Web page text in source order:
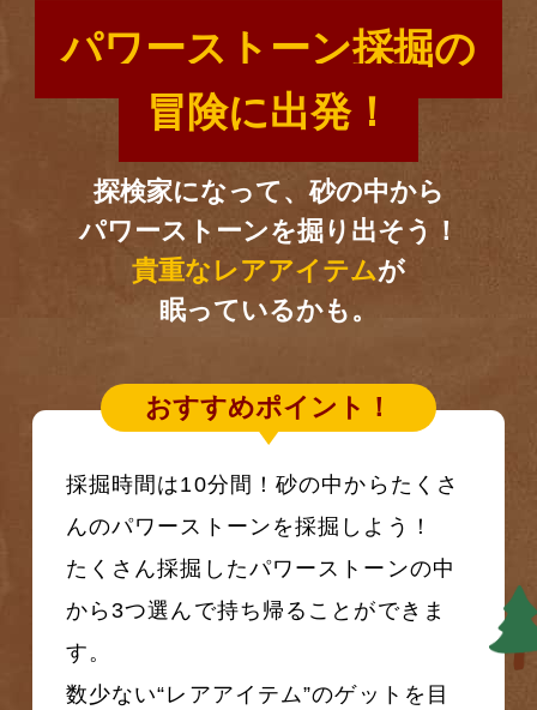
営業時間|お知らせ
パワーストーン採掘の
冒険に出発！
探検家になって、砂の中から
パワーストーンを掘り出そう！
貴重なレアアイテムが
眠っているかも。
おすすめポイント！
採掘時間は10分間！砂の中からたくさ
んのパワーストーンを採掘しよう！
たくさん採掘したパワーストーンの中
から3つ選んで持ち帰ることができま
す。
数少ない“レアアイテム”のゲットを目